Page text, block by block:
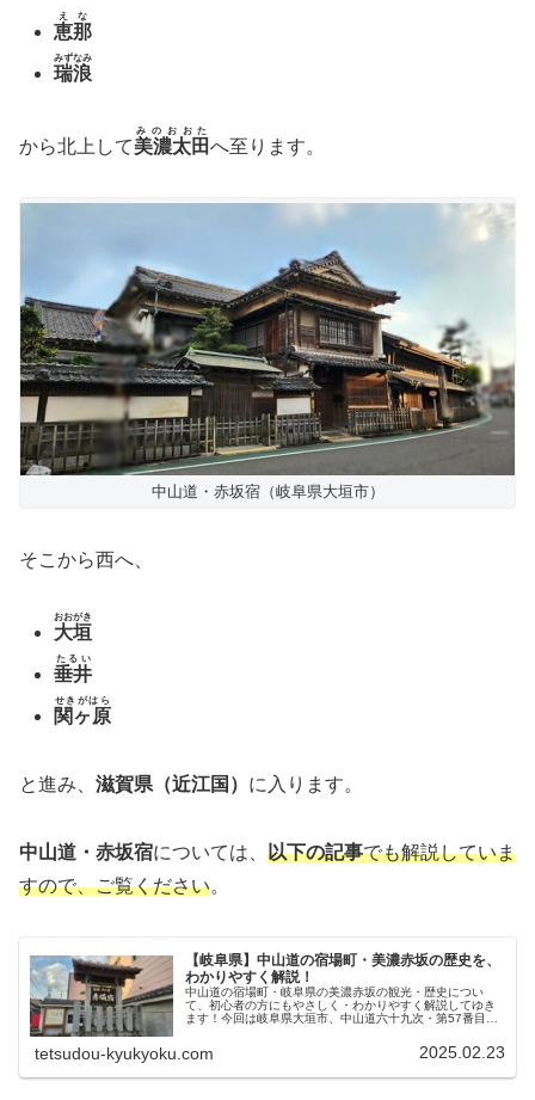
恵那
えな
瑞浪
みずなみ
から北上して美濃太田
みのおおた
へ至ります。
中山道・赤坂宿（岐阜県大垣市）
そこから西へ、
大垣
おおがき
垂井
たるい
関ヶ原
せきがはら
と進み、 滋賀県（近江国） に入ります。
中山道・赤坂宿については、 以下の記事でも解説していま
すので、ご覧ください。
【岐阜県】中山道の宿場町・美濃赤坂の歴史を、
わかりやすく解説！
中山道の宿場町・岐阜県の美濃赤坂の観光・歴史につい
て、初心者の方にもやさしく・わかりやすく解説してゆき
ます！今回は岐阜県大垣市、中山道六十九次・第57番目の
tetsudou-kyukyoku.com 2025.02.23